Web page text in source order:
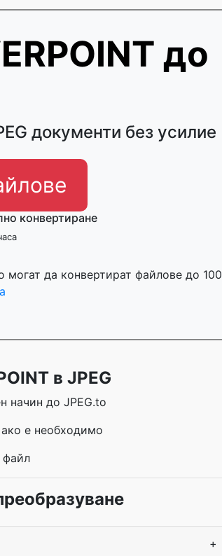
до
документи без усилие
конвертиране
могат да конвертират файлове до 100
в JPEG
начин до JPEG.to
е необходимо
файл
+